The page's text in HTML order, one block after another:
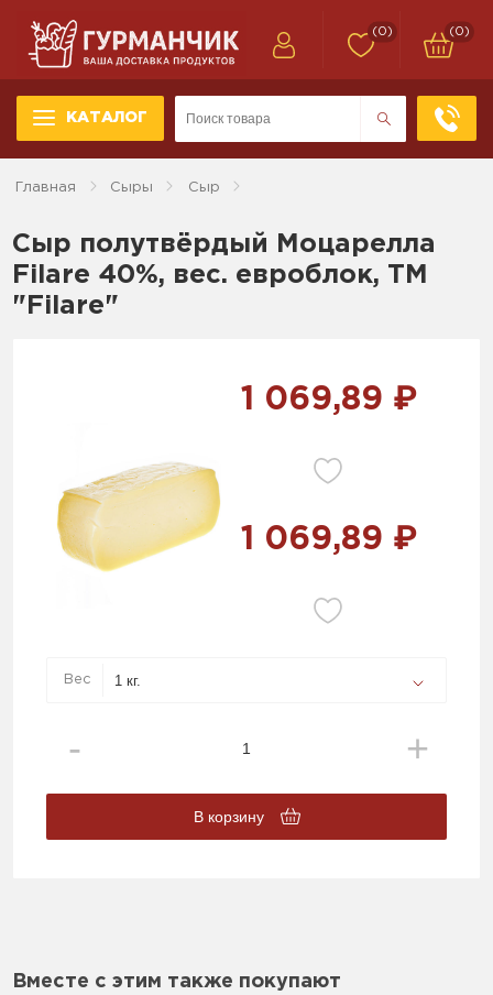
КАТАЛОГ
(0) (0)
Главная Сыры Сыр
Сыр полутвёрдый Моцарелла
Filare 40%, вес. евроблок, ТМ
"Filare"
1 069,89 ₽
1 069,89 ₽
Вес
В корзину
Вместе с этим также покупают